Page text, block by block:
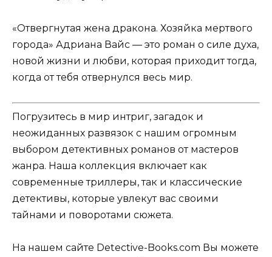
«Отвергнутая жена дракона. Хозяйка мертвого
города» Адриана Вайс — это роман о силе духа,
новой жизни и любви, которая приходит тогда,
когда от тебя отвернулся весь мир.
Погрузитесь в мир интриг, загадок и
неожиданных развязок с нашим огромным
выбором детективных романов от мастеров
жанра. Наша коллекция включает как
современные триллеры, так и классические
детективы, которые увлекут вас своими
тайнами и поворотами сюжета.
На нашем сайте Detective-Books.com Вы можете